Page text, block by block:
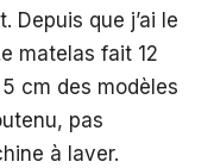
que j’ai le
matelas fait 12
5 cm des modèles
pas
à laver.